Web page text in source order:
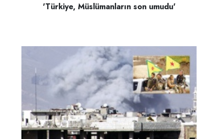
'Türkiye, Müslümanların son umudu'